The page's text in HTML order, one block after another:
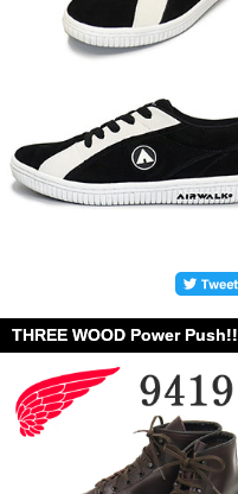
THREE WOOD Power Push!!